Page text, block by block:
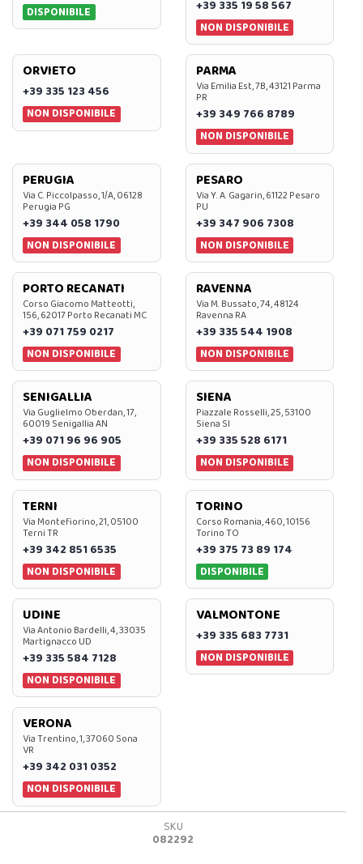
DISPONIBILE
+39 335 19 58 567
NON DISPONIBILE
ORVIETO
+39 335 123 456
NON DISPONIBILE
PARMA
Via Emilia Est, 7B, 43121 Parma
PR
+39 349 766 8789
NON DISPONIBILE
PERUGIA
Via C. Piccolpasso, 1/A, 06128
Perugia PG
+39 344 058 1790
NON DISPONIBILE
PESARO
Via Y. A. Gagarin, 61122 Pesaro
PU
+39 347 906 7308
NON DISPONIBILE
PORTO RECANATI
Corso Giacomo Matteotti,
156, 62017 Porto Recanati MC
+39 071 759 0217
NON DISPONIBILE
RAVENNA
Via M. Bussato, 74, 48124
Ravenna RA
+39 335 544 1908
NON DISPONIBILE
SENIGALLIA
Via Guglielmo Oberdan, 17,
60019 Senigallia AN
+39 071 96 96 905
NON DISPONIBILE
SIENA
Piazzale Rosselli, 25, 53100
Siena SI
+39 335 528 6171
NON DISPONIBILE
TERNI
Via Montefiorino, 21, 05100
Terni TR
+39 342 851 6535
NON DISPONIBILE
TORINO
Corso Romania, 460, 10156
Torino TO
+39 375 73 89 174
DISPONIBILE
UDINE
Via Antonio Bardelli, 4, 33035
Martignacco UD
+39 335 584 7128
NON DISPONIBILE
VALMONTONE
+39 335 683 7731
NON DISPONIBILE
VERONA
Via Trentino, 1, 37060 Sona
VR
+39 342 031 0352
NON DISPONIBILE
SKU
082292